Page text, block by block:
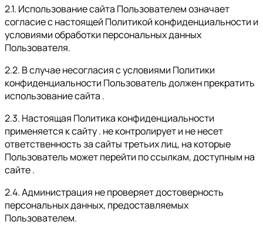
2.1. Использование сайта Пользователем означает
согласие с настоящей Политикой конфиденциальности и
условиями обработки персональных данных
Пользователя.
2.2. В случае несогласия с условиями Политики
конфиденциальности Пользователь должен прекратить
использование сайта .
2.3. Настоящая Политика конфиденциальности
применяется к сайту . не контролирует и не несет
ответственность за сайты третьих лиц, на которые
Пользователь может перейти по ссылкам, доступным на
сайте .
2.4. Администрация не проверяет достоверность
персональных данных, предоставляемых
Пользователем.